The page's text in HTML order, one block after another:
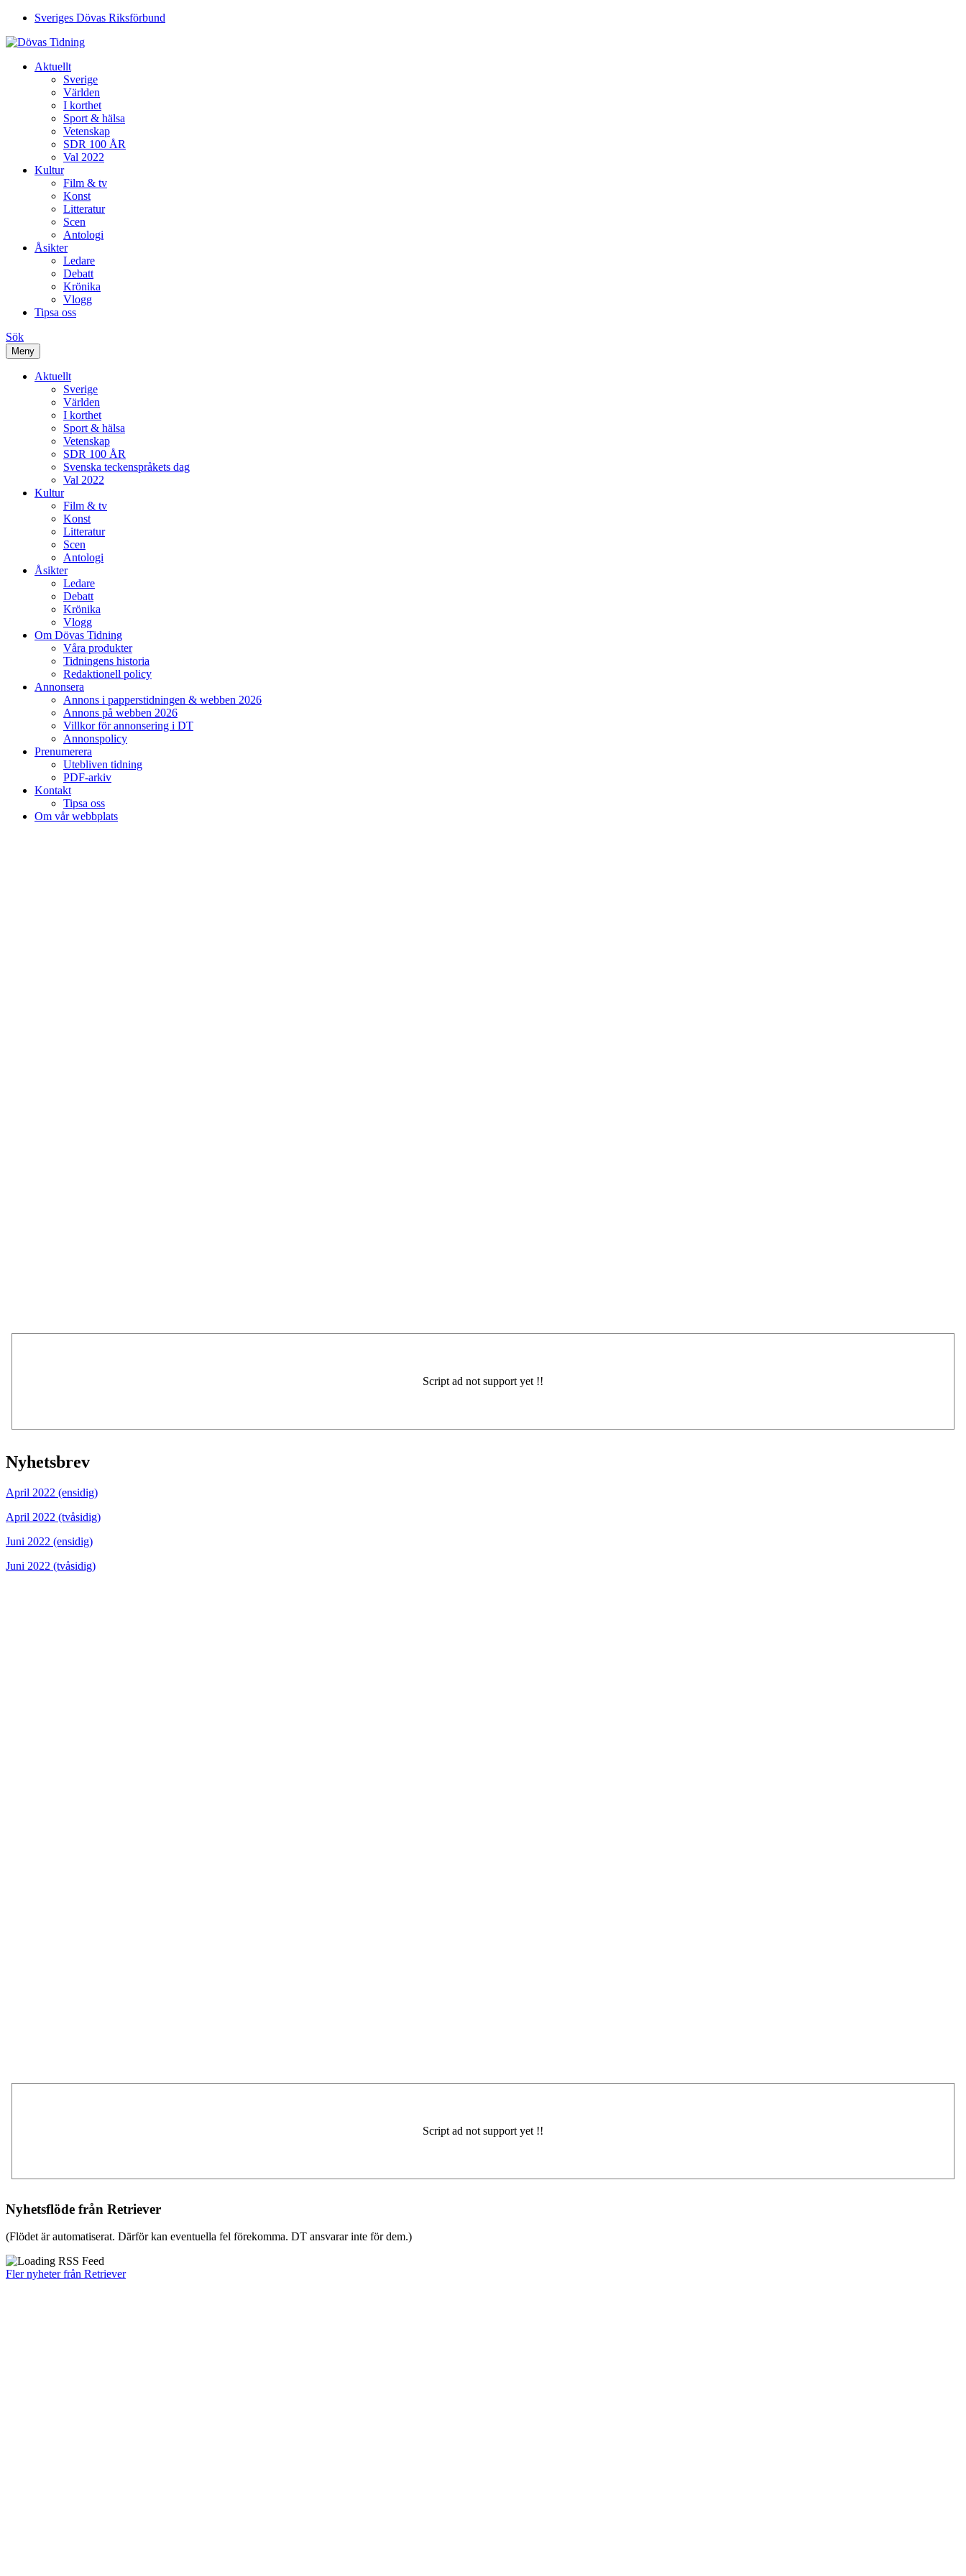
Sveriges Dövas Riksförbund
Aktuellt
Sverige
Världen
I korthet
Sport & hälsa
Vetenskap
SDR 100 ÅR
Val 2022
Kultur
Film & tv
Konst
Litteratur
Scen
Antologi
Åsikter
Ledare
Debatt
Krönika
Vlogg
Tipsa oss
Sök
Meny
Aktuellt
Sverige
Världen
I korthet
Sport & hälsa
Vetenskap
SDR 100 ÅR
Svenska teckenspråkets dag
Val 2022
Kultur
Film & tv
Konst
Litteratur
Scen
Antologi
Åsikter
Ledare
Debatt
Krönika
Vlogg
Om Dövas Tidning
Våra produkter
Tidningens historia
Redaktionell policy
Annonsera
Annons i papperstidningen & webben 2026
Annons på webben 2026
Villkor för annonsering i DT
Annonspolicy
Prenumerera
Utebliven tidning
PDF-arkiv
Kontakt
Tipsa oss
Om vår webbplats
Nyhetsbrev
April 2022 (ensidig)
April 2022 (tvåsidig)
Juni 2022 (ensidig)
Juni 2022 (tvåsidig)
Nyhetsflöde från Retriever
(Flödet är automatiserat. Därför kan eventuella fel förekomma. DT ansvarar inte för dem.)
Fler nyheter från Retriever